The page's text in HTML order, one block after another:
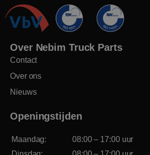
Over Nebim Truck Parts
Contact
Over ons
Nieuws
Openingstijden
Maandag:
08:00 – 17:00 uur